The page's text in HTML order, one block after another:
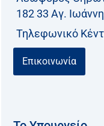
182 33 Aγ.
Τηλεφωνικό
Επικοινωνία